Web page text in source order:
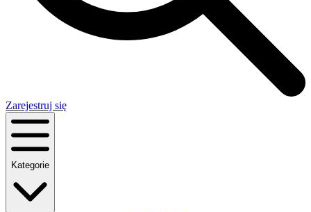
Zarejestruj się
Kategorie